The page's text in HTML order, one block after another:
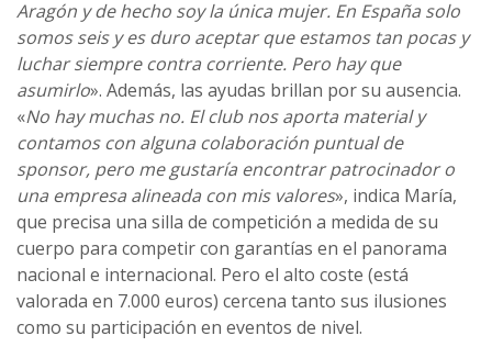
Aragón y de hecho soy la única mujer. En España solo
somos seis y es duro aceptar que estamos tan pocas y
luchar siempre contra corriente. Pero hay que
asumirlo». Además, las ayudas brillan por su ausencia.
«No hay muchas no. El club nos aporta material y
contamos con alguna colaboración puntual de
sponsor, pero me gustaría encontrar patrocinador o
una empresa alineada con mis valores», indica María,
que precisa una silla de competición a medida de su
cuerpo para competir con garantías en el panorama
nacional e internacional. Pero el alto coste (está
valorada en 7.000 euros) cercena tanto sus ilusiones
como su participación en eventos de nivel.